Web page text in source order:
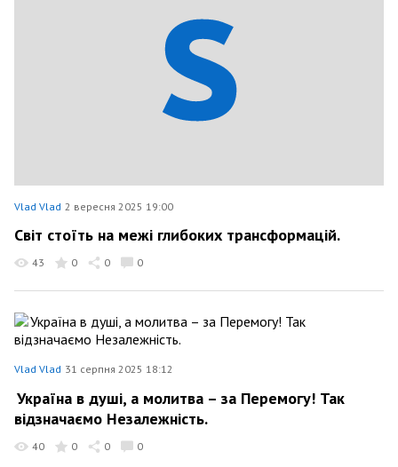
Vlad Vlad 2 вересня 2025 19:00
Світ стоїть на межі глибоких трансформацій.
43 0 0 0
Vlad Vlad 31 серпня 2025 18:12
Україна в душі, а молитва – за Перемогу! Так
відзначаємо Незалежність.
40 0 0 0